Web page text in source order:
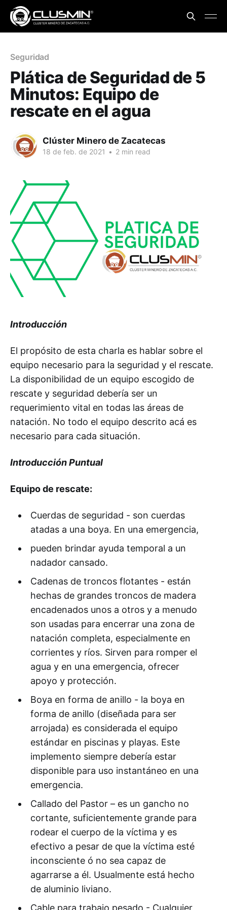
Seguridad
Plática de Seguridad de 5
Minutos: Equipo de
rescate en el agua
Clúster Minero de Zacatecas
18 de feb. de 2021 • 2 min read
Introducción
El propósito de esta charla es hablar sobre el
equipo necesario para la seguridad y el rescate.
La disponibilidad de un equipo escogido de
rescate y seguridad debería ser un
requerimiento vital en todas las áreas de
natación. No todo el equipo descrito acá es
necesario para cada situación.
Introducción Puntual
Equipo de rescate:
Cuerdas de seguridad - son cuerdas
atadas a una boya. En una emergencia,
pueden brindar ayuda temporal a un
nadador cansado.
Cadenas de troncos flotantes - están
hechas de grandes troncos de madera
encadenados unos a otros y a menudo
son usadas para encerrar una zona de
natación completa, especialmente en
corrientes y ríos. Sirven para romper el
agua y en una emergencia, ofrecer
apoyo y protección.
Boya en forma de anillo - la boya en
forma de anillo (diseñada para ser
arrojada) es considerada el equipo
estándar en piscinas y playas. Este
implemento siempre debería estar
disponible para uso instantáneo en una
emergencia.
Callado del Pastor – es un gancho no
cortante, suficientemente grande para
rodear el cuerpo de la víctima y es
efectivo a pesar de que la víctima esté
inconsciente ó no sea capaz de
agarrarse a él. Usualmente está hecho
de aluminio liviano.
Cable para trabajo pesado - Cualquier